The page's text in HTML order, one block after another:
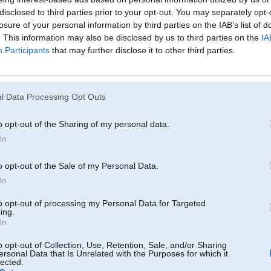
to third parties prior to your opt-out. You may separately
of your personal information by third parties on the IAB’s list of
This information may also be disclosed by us to third parties on the
Participants that may further disclose it to other third parties.
Data Processing Opt Outs
opt-out of the Sharing of my personal data.
opt-out of the Sale of my Personal Data.
opt-out of processing my Personal Data for Targeted
opt-out of Collection, Use, Retention, Sale, and/or Sharing
Data that Is Unrelated with the Purposes for which it
12. Jan 2012, 12:14
11 Jan 2012, 15:45:09 BriedisElmo rakstīja:
atskruvee trubinas vai izvelc ar visam sprauslām samet mērglāzēs
kaut kur tāds caurums ka nemaz nepaceļ to lapstu, ieķērusies, nav
ps uzliec megasquirtu vai motec, ja jau auto tik labs un gribās celt
Būs jāiziet cauri.. Auto stāvoklis nav spīdošs, bet virsbūve jau gandrīz
ielikts, tēpē negribas šķirties, zinu, ka jau sen varēja nopirkt citu un
k- jetronic neesmu dzirdējis, pārtaisīt viņu arī prāta nebūs, pat ar visu
neredzu jegu jaaties ar K-Jetronic, ja tas nav 5min jautajums (stipri
abi risinajumi nav vienkarshi, bet otraja vismaz ir garantets rezultats